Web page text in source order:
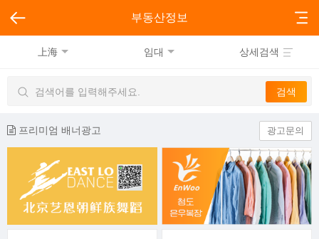
부동산정보
上海 임대 상세검색
프리미엄 배너광고 광고문의